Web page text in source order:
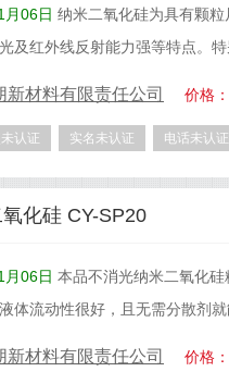
月06日 纳米二氧化硅为具有颗
及红外线反射能力强等特点。
新材料有限责任公司 价格
认证 实名未认证 电话未认证
化硅 CY-SP20
月06日 本品不消光纳米二氧化
体流动性很好，且无需分散剂
新材料有限责任公司 价格